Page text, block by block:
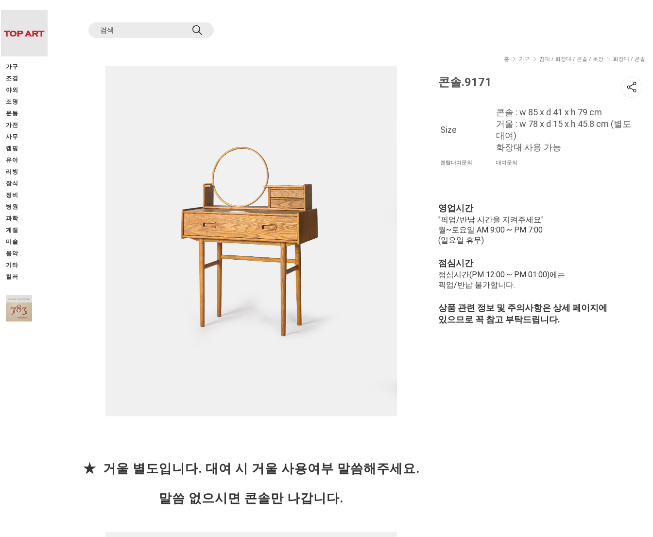
★ 거울 별도입니다. 대여 시 거울 사용여부 말씀해주세요.
말씀 없으시면 콘솔만 나갑니다.
홈 가구 침대 / 화장대 / 콘솔 / 옷장 화장대 / 콘솔
콘솔.9171
Size
콘솔 : w 85 x d 41 x h 79 cm
거울 : w 78 x d 15 x h 45.8 cm (별도
대여)
화장대 사용 가능
렌탈대여문의 대여문의
영업시간
"픽업/반납 시간을 지켜주세요"
월~토요일 AM 9:00 ~ PM 7:00
(일요일 휴무)
점심시간
점심시간(PM 12:00 ~ PM 01:00)에는
픽업/반납 불가합니다.
상품 관련 정보 및 주의사항은 상세 페이지에
있으므로 꼭 참고 부탁드립니다.
가구
조경
야외
조명
운동
가전
사무
캠핑
유아
리빙
장식
정비
병원
과학
계절
미술
음악
기타
컬러